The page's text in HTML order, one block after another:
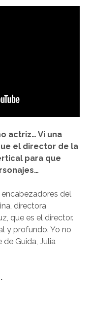
actriz… Vi una
el director de la
para que
del
directora
que es el director.
y profundo. Yo no
Guida, Julia